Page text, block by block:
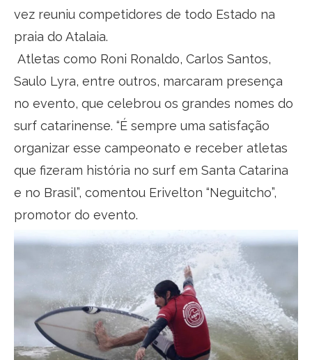
vez reuniu competidores de todo Estado na
praia do Atalaia.
Atletas como Roni Ronaldo, Carlos Santos,
Saulo Lyra, entre outros, marcaram presença
no evento, que celebrou os grandes nomes do
surf catarinense. “É sempre uma satisfação
organizar esse campeonato e receber atletas
que fizeram história no surf em Santa Catarina
e no Brasil”, comentou Erivelton “Neguitcho”,
promotor do evento.